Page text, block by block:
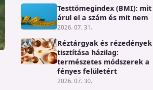
Testtömegindex (BMI): mit
árul el a szám és mit nem
2026. 07. 31.
Réztárgyak és rézedények
tisztítása házilag:
természetes módszerek a
fényes felületért
2026. 07. 30.